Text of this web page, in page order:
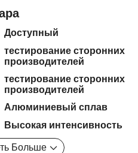
Доступный
тестирование сторонних
производителей
тестирование сторонних
производителей
Алюминиевый сплав
Высокая интенсивность
Больше